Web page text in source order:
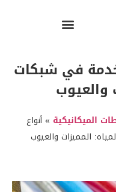
في شبكات
والعيوب
الميكانيكية »أنواع
المميزات والعيوب